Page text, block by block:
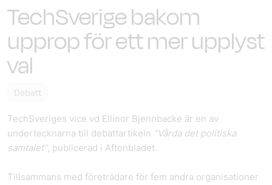
TechSverige bakom
upprop för ett mer upplyst
val
Debatt
TechSveriges vice vd Ellinor Bjennbacke är en av
undertecknarna till debattartikeln ”Vårda det politiska
samtalet”, publicerad i Aftonbladet.
Tillsammans med företrädare för fem andra organisationer